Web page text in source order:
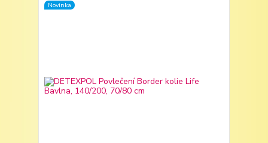
Novinka